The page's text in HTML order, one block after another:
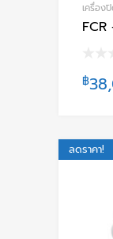
เครื่อง
฿
ลดราคา!